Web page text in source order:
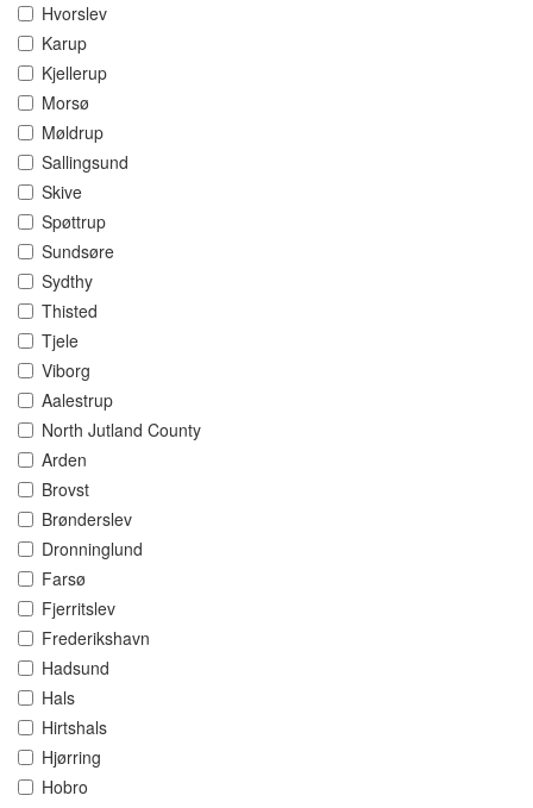
Hvorslev
Karup
Kjellerup
Morsø
Møldrup
Sallingsund
Skive
Spøttrup
Sundsøre
Sydthy
Thisted
Tjele
Viborg
Aalestrup
North Jutland County
Arden
Brovst
Brønderslev
Dronninglund
Farsø
Fjerritslev
Frederikshavn
Hadsund
Hals
Hirtshals
Hjørring
Hobro